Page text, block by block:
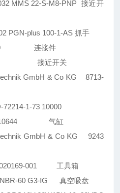
22-S-M8-PNP 接近开
plus 100-1-AS 抓手
连接件
接近开关
GmbH & Co KG 8713-
1-73 10000
气缸
GmbH & Co KG 9243
001 工具箱
60 G3-IG 真空吸盘